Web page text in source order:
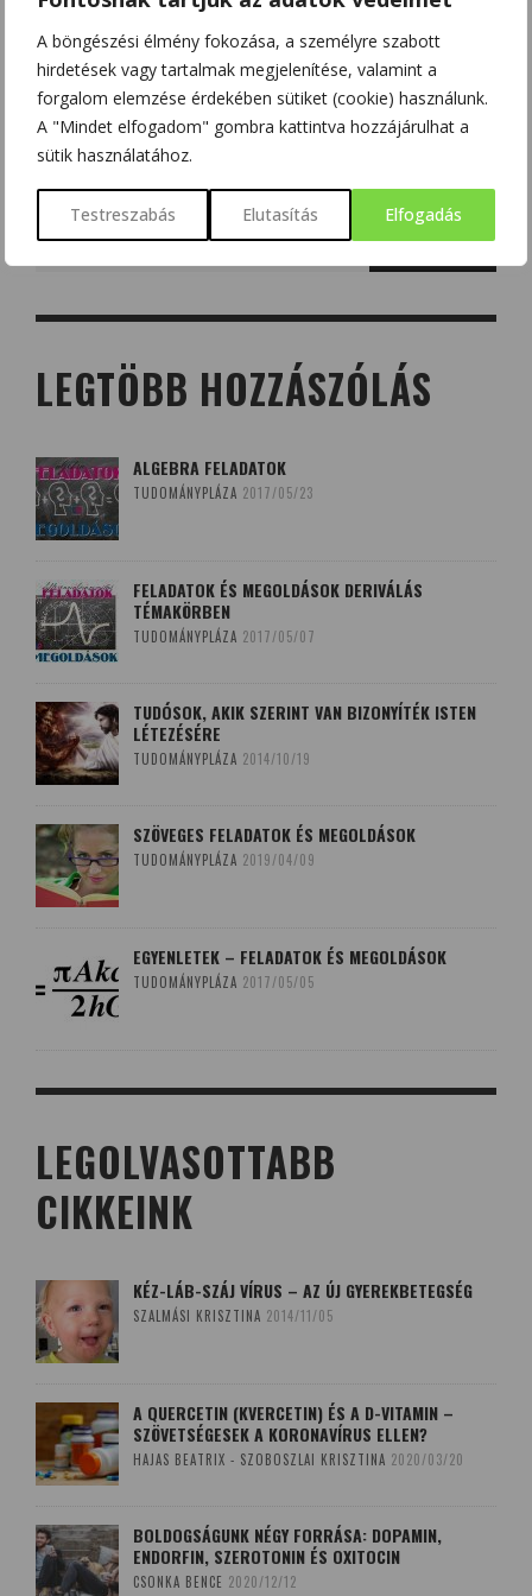
A böngészési élmény fokozása, a személyre szabott
hirdetések vagy tartalmak megjelenítése, valamint a
forgalom elemzése érdekében sütiket (cookie) használunk.
A "Mindet elfogadom" gombra kattintva hozzájárulhat a
sütik használatához.
Testreszabás Elutasítás Elfogadás
húsz − 14 =
LEGTÖBB HOZZÁSZÓLÁS
ALGEBRA FELADATOK
TUDOMÁNYPLÁZA 2017/05/23
FELADATOK ÉS MEGOLDÁSOK DERIVÁLÁS
TÉMAKÖRBEN
TUDOMÁNYPLÁZA 2017/05/07
TUDÓSOK, AKIK SZERINT VAN BIZONYÍTÉK ISTEN
LÉTEZÉSÉRE
TUDOMÁNYPLÁZA 2014/10/19
SZÖVEGES FELADATOK ÉS MEGOLDÁSOK
TUDOMÁNYPLÁZA 2019/04/09
EGYENLETEK – FELADATOK ÉS MEGOLDÁSOK
TUDOMÁNYPLÁZA 2017/05/05
LEGOLVASOTTABB
CIKKEINK
KÉZ-LÁB-SZÁJ VÍRUS – AZ ÚJ GYEREKBETEGSÉG
SZALMÁSI KRISZTINA 2014/11/05
A QUERCETIN (KVERCETIN) ÉS A D-VITAMIN –
SZÖVETSÉGESEK A KORONAVÍRUS ELLEN?
HAJAS BEATRIX - SZOBOSZLAI KRISZTINA 2020/03/20
BOLDOGSÁGUNK NÉGY FORRÁSA: DOPAMIN,
ENDORFIN, SZEROTONIN ÉS OXITOCIN
CSONKA BENCE 2020/12/12